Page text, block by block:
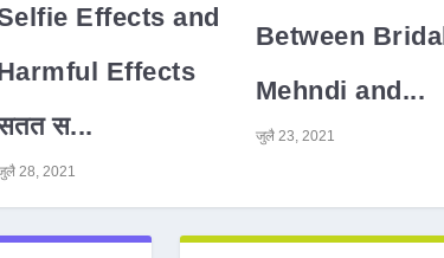
Effects and
Effects
स...
28, 2021
Between Bridal
Mehndi and...
जुलै 23, 2021